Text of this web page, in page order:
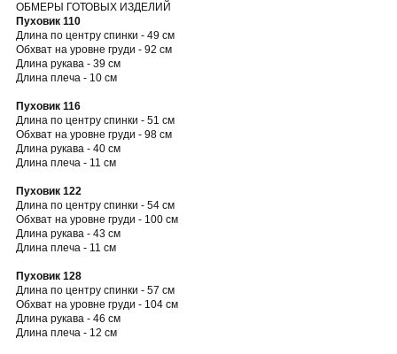
ОБМЕРЫ ГОТОВЫХ ИЗДЕЛИЙ
Пуховик 110
Длина по центру спинки - 49 см
Обхват на уровне груди - 92 см
Длина рукава - 39 см
Длина плеча - 10 см
Пуховик 116
Длина по центру спинки - 51 см
Обхват на уровне груди - 98 см
Длина рукава - 40 см
Длина плеча - 11 см
Пуховик 122
Длина по центру спинки - 54 см
Обхват на уровне груди - 100 см
Длина рукава - 43 см
Длина плеча - 11 см
Пуховик 128
Длина по центру спинки - 57 см
Обхват на уровне груди - 104 см
Длина рукава - 46 см
Длина плеча - 12 см